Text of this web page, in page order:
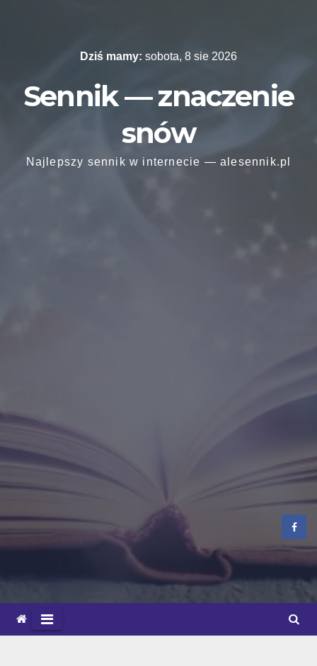
Dziś mamy: sobota, 8 sie 2026
Sennik — znaczenie
snów
Najlepszy sennik w internecie — alesennik.pl